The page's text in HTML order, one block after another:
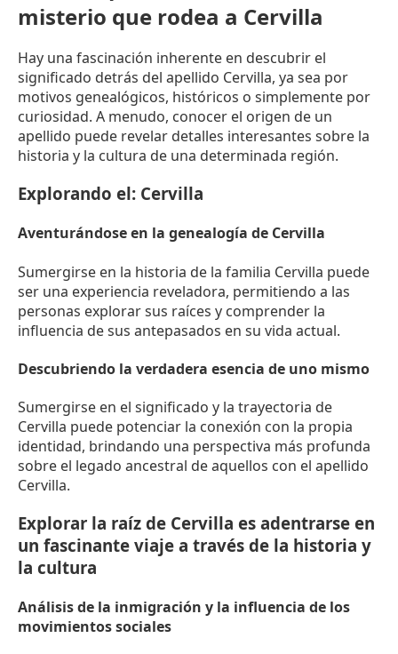
misterio que rodea a Cervilla
Hay una fascinación inherente en descubrir el
significado detrás del apellido Cervilla, ya sea por
motivos genealógicos, históricos o simplemente por
curiosidad. A menudo, conocer el origen de un
apellido puede revelar detalles interesantes sobre la
historia y la cultura de una determinada región.
Explorando el: Cervilla
Aventurándose en la genealogía de Cervilla
Sumergirse en la historia de la familia Cervilla puede
ser una experiencia reveladora, permitiendo a las
personas explorar sus raíces y comprender la
influencia de sus antepasados en su vida actual.
Descubriendo la verdadera esencia de uno mismo
Sumergirse en el significado y la trayectoria de
Cervilla puede potenciar la conexión con la propia
identidad, brindando una perspectiva más profunda
sobre el legado ancestral de aquellos con el apellido
Cervilla.
Explorar la raíz de Cervilla es adentrarse en
un fascinante viaje a través de la historia y
la cultura
Análisis de la inmigración y la influencia de los
movimientos sociales